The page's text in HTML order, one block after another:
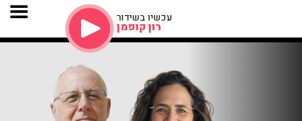
עכשיו בשידור
רון קופמן